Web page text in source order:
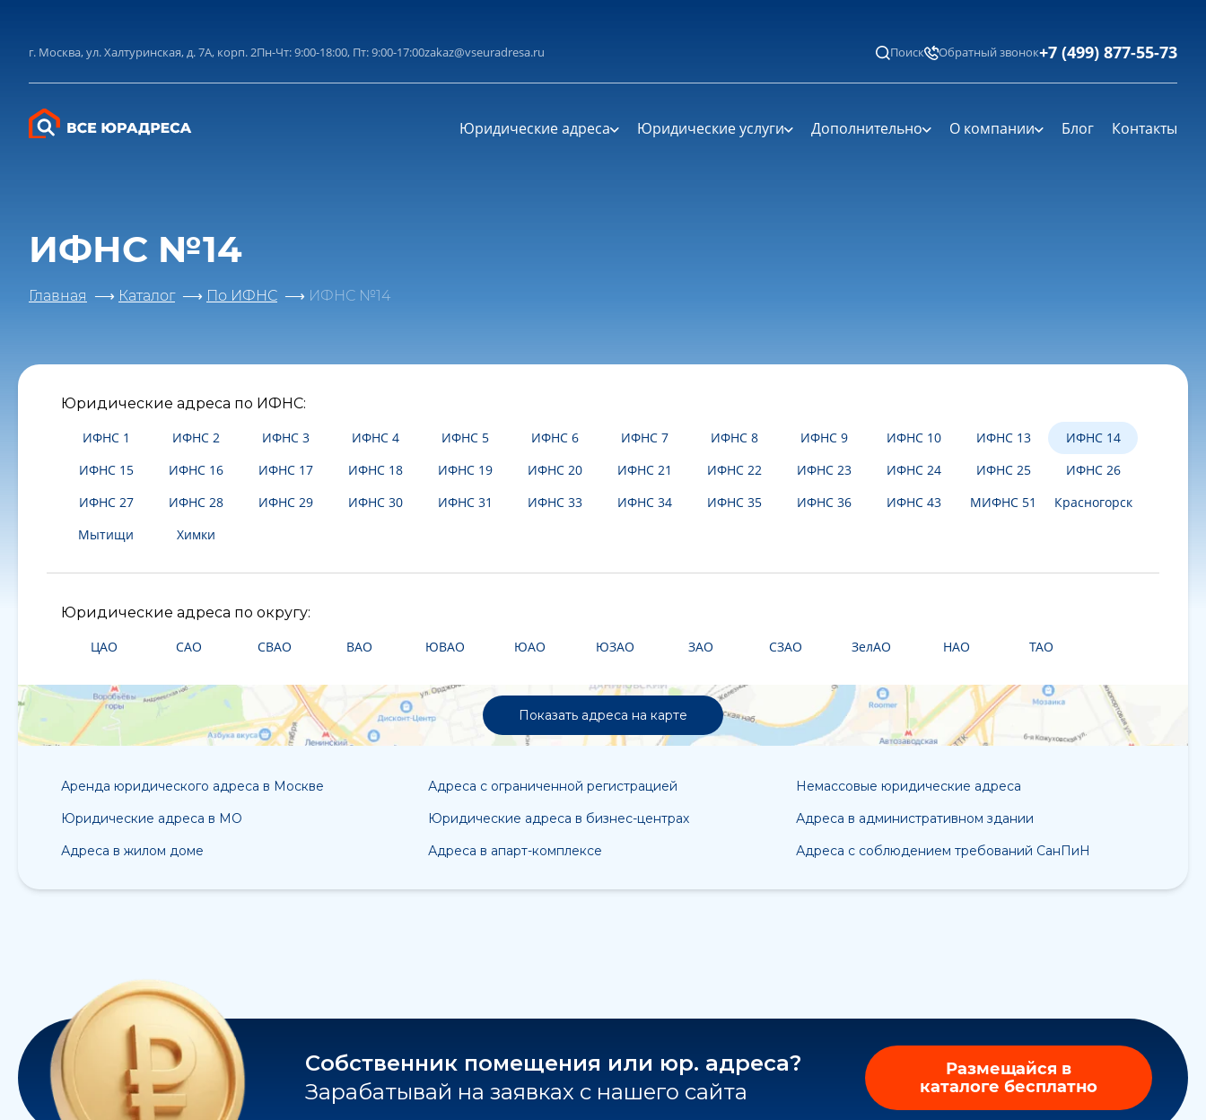
г. Москва, ул. Халтуринская, д. 7А, корп. 2Пн-Чт: 9:00-18:00, Пт: 9:00-17:00zakaz@vseuradresa.ru Поиск Обратный звонок+7 (499) 877-55-73
Юридические адреса Юридические услуги Дополнительно О компании Блог Контакты
ИФНС №14
Главная Каталог По ИФНС ИФНС №14
Юридические адреса по ИФНС:
ИФНС 1
ИФНС 2 ИФНС 3 ИФНС 4 ИФНС 5 ИФНС 6 ИФНС 7 ИФНС 8 ИФНС 9 ИФНС 10 ИФНС 13
ИФНС 14
ИФНС 15
ИФНС 16 ИФНС 17 ИФНС 18 ИФНС 19 ИФНС 20 ИФНС 21 ИФНС 22 ИФНС 23 ИФНС 24 ИФНС 25
ИФНС 26
ИФНС 27
ИФНС 28 ИФНС 29 ИФНС 30 ИФНС 31 ИФНС 33 ИФНС 34 ИФНС 35 ИФНС 36 ИФНС 43 МИФНС 51
Красногорск
Мытищи
Химки
Юридические адреса по округу:
ЦАО
САО СВАО ВАО ЮВАО ЮАО ЮЗАО ЗАО СЗАО ЗелАО НАО ТАО
Показать адреса на карте
Аренда юридического адреса в Москве Адреса с ограниченной регистрацией
Немассовые юридические адреса
Юридические адреса в МО
Юридические адреса в бизнес-центрах
Адреса в административном здании
Адреса в жилом доме
Адреса в апарт-комплексе Адреса с соблюдением требований СанПиН
Собственник помещения или юр. адреса?
Зарабатывай на заявках с нашего сайта
Размещайся в
каталоге бесплатно